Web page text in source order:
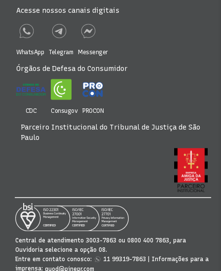
Acesse nossos canais digitais
WhatsApp Telegram Messenger
Órgãos de Defesa do Consumidor
CDC Consugov PROCON
Parceiro Institucional do Tribunal de Justiça de São
Paulo
Central de atendimento 3003-7863 ou 0800 400 7863, para
Ouvidoria selecione a opção 08.
Entre em contato conosco:
11 99319-7863 | Informações para a
imprensa: quod@pinepr.com